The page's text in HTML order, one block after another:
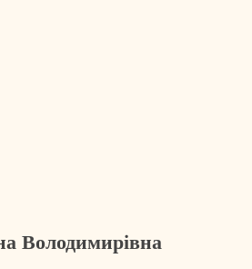
Володимирівна